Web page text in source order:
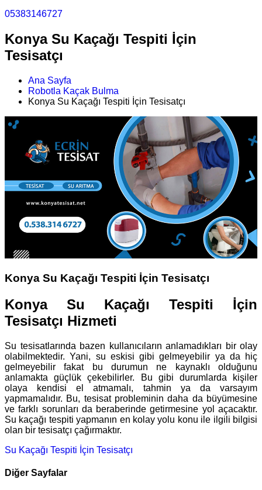
05383146727
Konya Su Kaçağı Tespiti İçin
Tesisatçı
Ana Sayfa
Robotla Kaçak Bulma
Konya Su Kaçağı Tespiti İçin Tesisatçı
Konya Su Kaçağı Tespiti İçin Tesisatçı
Konya Su Kaçağı Tespiti İçin
Tesisatçı Hizmeti
Su tesisatlarında bazen kullanıcıların anlamadıkları bir olay
olabilmektedir. Yani, su eskisi gibi gelmeyebilir ya da hiç
gelmeyebilir fakat bu durumun ne kaynaklı olduğunu
anlamakta güçlük çekebilirler. Bu gibi durumlarda kişiler
olaya kendisi el atmamalı, tahmin ya da varsayım
yapmamalıdır. Bu, tesisat probleminin daha da büyümesine
ve farklı sorunları da beraberinde getirmesine yol açacaktır.
Su kaçağı tespiti yapmanın en kolay yolu konu ile ilgili bilgisi
olan bir tesisatçı çağırmaktır.
Su Kaçağı Tespiti İçin Tesisatçı
Diğer Sayfalar